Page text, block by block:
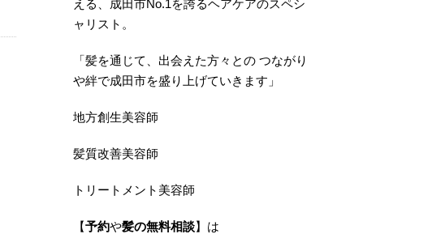
える、成田市No.1を誇るヘアケアのスペシ
ャリスト。
「髪を通じて、出会えた方々との つながり
や絆で成田市を盛り上げていきます」
地方創生美容師
髪質改善美容師
トリートメント美容師
【予約や髪の無料相談】は